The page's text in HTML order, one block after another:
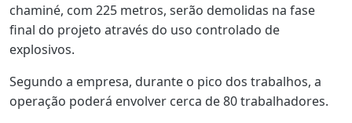
chaminé, com 225 metros, serão demolidas na fase
final do projeto através do uso controlado de
explosivos.
Segundo a empresa, durante o pico dos trabalhos, a
operação poderá envolver cerca de 80 trabalhadores.